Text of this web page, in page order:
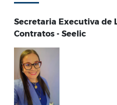
Secretaria Executiva de
Contratos - Seelic